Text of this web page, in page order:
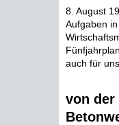
8. August
Aufgaben
auch für
von der